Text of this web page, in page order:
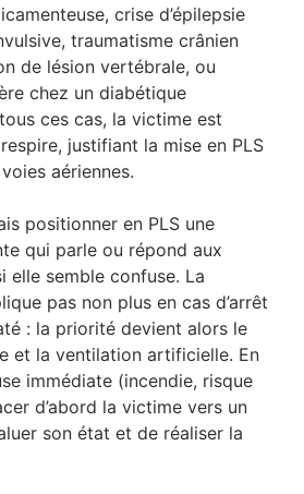
crise d’épilepsie
traumatisme crânien
de lésion vertébrale, ou
chez un diabétique
ces cas, la victime est
justifiant la mise en PLS
aériennes.
positionner en PLS une
qui parle ou répond aux
elle semble confuse. La
pas non plus en cas d’arrêt
: la priorité devient alors le
et la ventilation artificielle. En
immédiate (incendie, risque
d’abord la victime vers un
son état et de réaliser la